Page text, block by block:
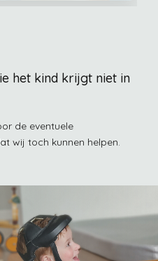
gastrostomie, MIC-
meten, insuline toedienen
het kind krijgt niet in
de eventuele
wij toch kunnen helpen.